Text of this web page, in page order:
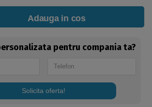
Adauga in cos
pentru compania ta?
Solicita oferta!